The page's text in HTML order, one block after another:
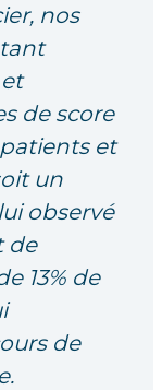
nos
de score
et
un
observé
de
13% de
de